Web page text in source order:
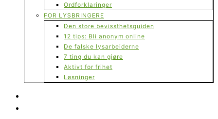
Ordforklaringer
FOR LYSBRINGERE
Den store bevissthetsguiden
12 tips: Bli anonym online
De falske lysarbeiderne
7 ting du kan gjøre
Aktivt for frihet
Løsninger